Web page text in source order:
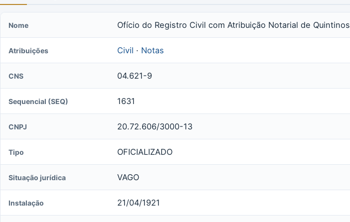
Nome Ofício do Registro Civil com Atribuição Notarial de Quintinos
Atribuições Civil · Notas
CNS 04.621-9
Sequencial (SEQ) 1631
CNPJ 20.72.606/3000-13
Tipo OFICIALIZADO
Situação jurídica VAGO
Instalação 21/04/1921